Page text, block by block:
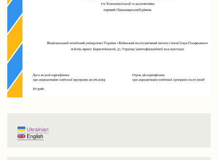
Ukrainian
English